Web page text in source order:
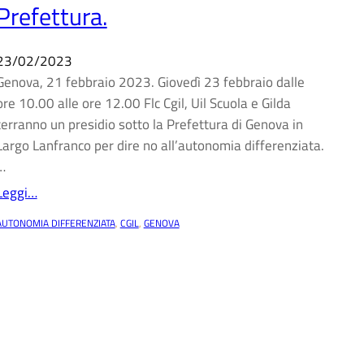
02/2023
21 febbraio 2023. Giovedì 23 febbraio dalle
10.00 alle ore 12.00 Flc Cgil, Uil Scuola e Gilda
un presidio sotto la Prefettura di Genova in
Lanfranco per dire no all’autonomia differenziata.
DIFFERENZIATA, CGIL, GENOVA